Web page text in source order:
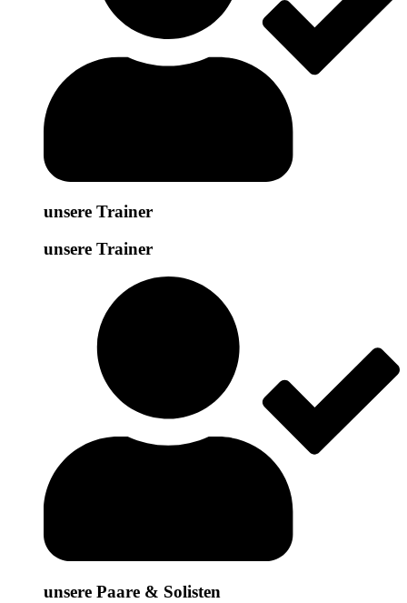
unsere Trainer
unsere Trainer
unsere Paare & Solisten